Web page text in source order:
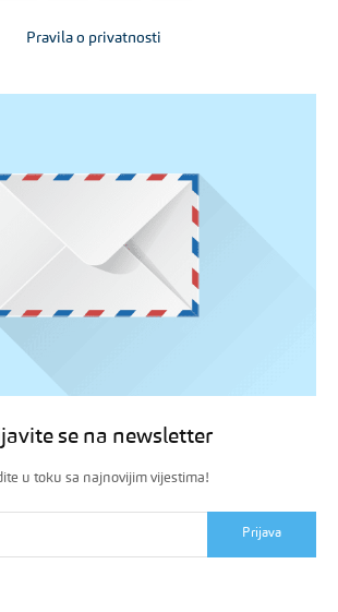
Pravila o privatnosti
se na newsletter
u toku sa najnovijim vijestima!
Prijava